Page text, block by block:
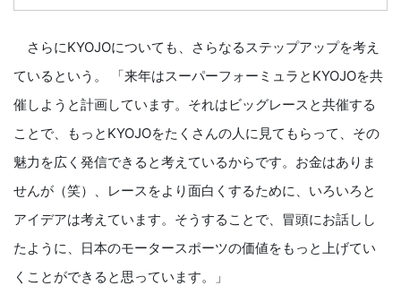
さらにKYOJOについても、さらなるステップアップを考え
ているという。 「来年はスーパーフォーミュラとKYOJOを共
催しようと計画しています。それはビッグレースと共催する
ことで、もっとKYOJOをたくさんの人に見てもらって、その
魅力を広く発信できると考えているからです。お金はありま
せんが（笑）、レースをより面白くするために、いろいろと
アイデアは考えています。そうすることで、冒頭にお話しし
たように、日本のモータースポーツの価値をもっと上げてい
くことができると思っています。」